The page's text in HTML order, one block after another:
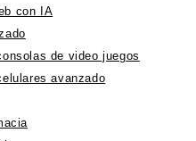
con IA
de video juegos
avanzado